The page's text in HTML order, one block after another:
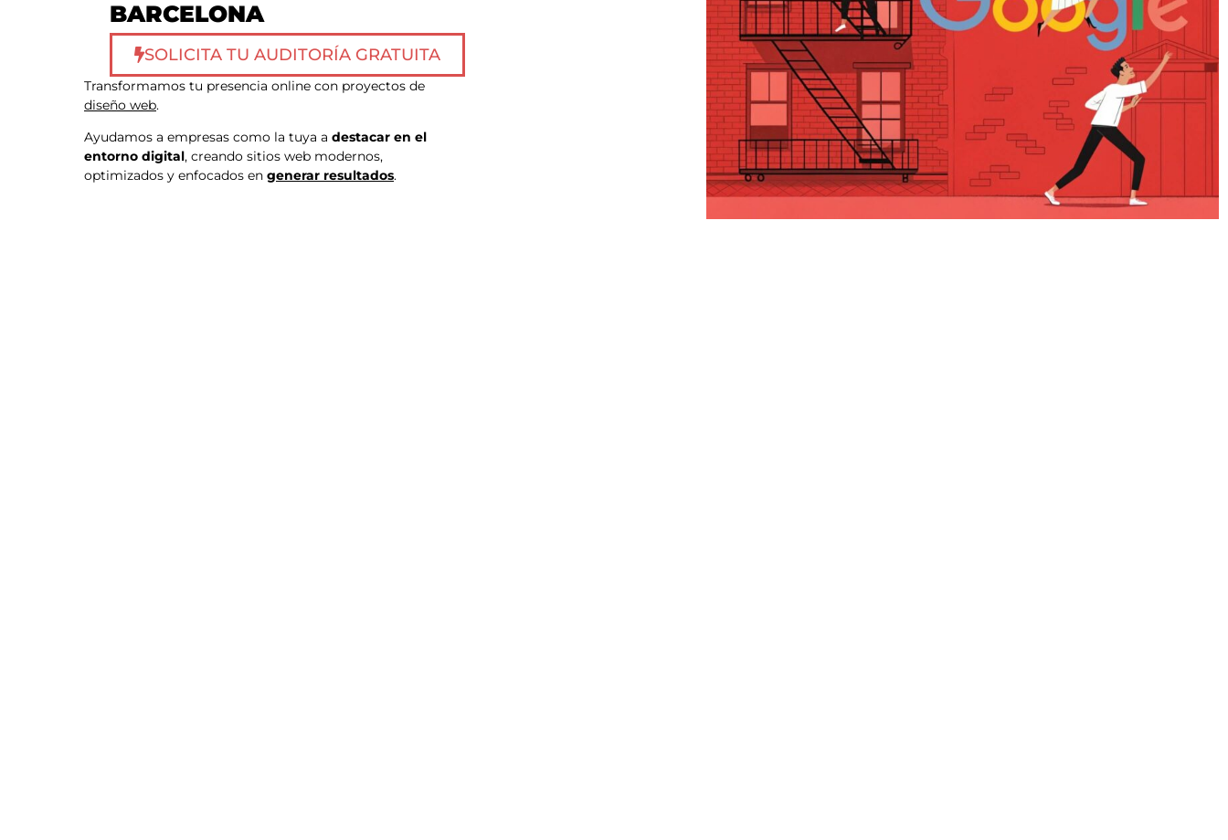
BARCELONA
SOLICITA TU AUDITORÍA GRATUITA
Transformamos tu presencia online con proyectos de
diseño web.
Ayudamos a empresas como la tuya a destacar en el
entorno digital, creando sitios web modernos,
optimizados y enfocados en generar resultados.